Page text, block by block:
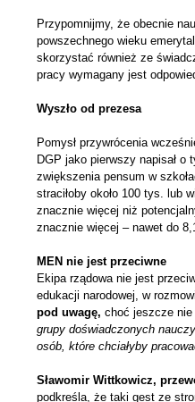
Przypomnijmy, że obecnie
powszechnego wieku
skorzystać również ze
pracy wymagany jest
Wyszło od prezesa
Pomysł przywrócenia
DGP jako pierwszy napisał
zwiększenia pensum w
straciłoby około 100 tys. lub
znacznie więcej niż
znacznie więcej – nawet do
MEN nie jest przeciwne
Ekipa rządowa nie jest
edukacji narodowej, w
pod uwagę, choć jeszcze nie
grupy doświadczonych
osób, które chciałyby
Sławomir Wittkowicz,
podkreśla, że taki gest ze